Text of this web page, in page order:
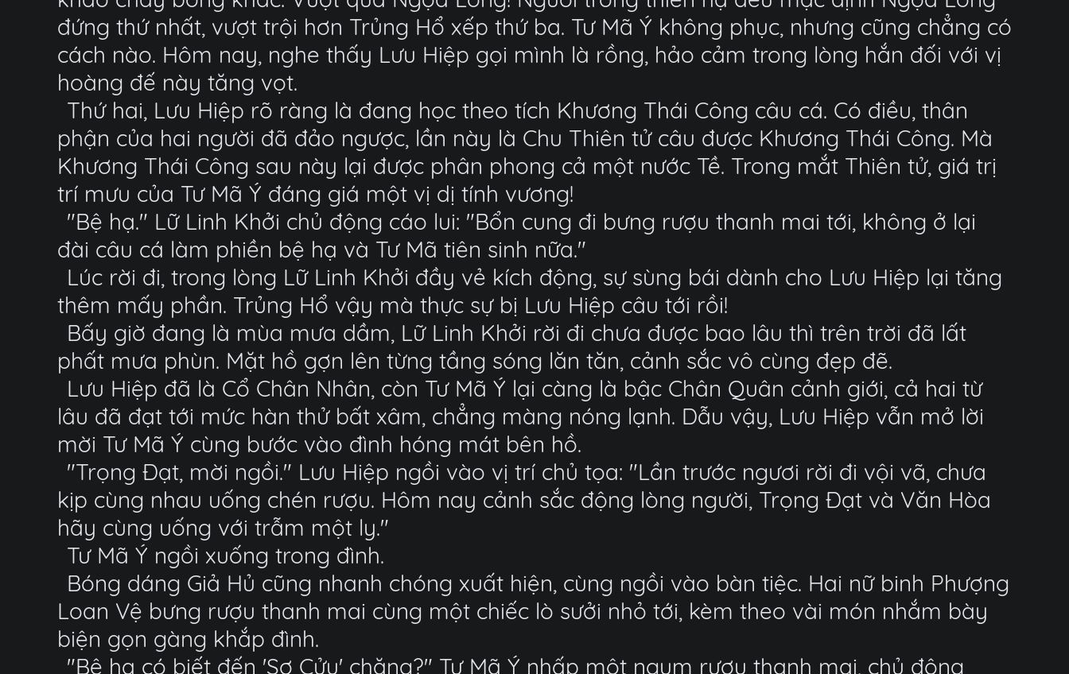
đứng thứ nhất, vượt trội hơn Trủng Hổ xếp thứ ba. Tư Mã Ý không phục, nhưng cũng chẳng có
cách nào. Hôm nay, nghe thấy Lưu Hiệp gọi mình là rồng, hảo cảm trong lòng hắn đối với vị
hoàng đế này tăng vọt.
Thứ hai, Lưu Hiệp rõ ràng là đang học theo tích Khương Thái Công câu cá. Có điều, thân
phận của hai người đã đảo ngược, lần này là Chu Thiên tử câu được Khương Thái Công. Mà
Khương Thái Công sau này lại được phân phong cả một nước Tề. Trong mắt Thiên tử, giá trị
trí mưu của Tư Mã Ý đáng giá một vị dị tính vương!
"Bệ hạ." Lữ Linh Khởi chủ động cáo lui: "Bổn cung đi bưng rượu thanh mai tới, không ở lại
đài câu cá làm phiền bệ hạ và Tư Mã tiên sinh nữa."
Lúc rời đi, trong lòng Lữ Linh Khởi đầy vẻ kích động, sự sùng bái dành cho Lưu Hiệp lại tăng
thêm mấy phần. Trủng Hổ vậy mà thực sự bị Lưu Hiệp câu tới rồi!
Bấy giờ đang là mùa mưa dầm, Lữ Linh Khởi rời đi chưa được bao lâu thì trên trời đã lất
phất mưa phùn. Mặt hồ gợn lên từng tầng sóng lăn tăn, cảnh sắc vô cùng đẹp đẽ.
Lưu Hiệp đã là Cổ Chân Nhân, còn Tư Mã Ý lại càng là bậc Chân Quân cảnh giới, cả hai từ
lâu đã đạt tới mức hàn thử bất xâm, chẳng màng nóng lạnh. Dẫu vậy, Lưu Hiệp vẫn mở lời
mời Tư Mã Ý cùng bước vào đình hóng mát bên hồ.
"Trọng Đạt, mời ngồi." Lưu Hiệp ngồi vào vị trí chủ tọa: "Lần trước ngươi rời đi vội vã, chưa
kịp cùng nhau uống chén rượu. Hôm nay cảnh sắc động lòng người, Trọng Đạt và Văn Hòa
hãy cùng uống với trẫm một ly."
Tư Mã Ý ngồi xuống trong đình.
Bóng dáng Giả Hủ cũng nhanh chóng xuất hiện, cùng ngồi vào bàn tiệc. Hai nữ binh Phượng
Loan Vệ bưng rượu thanh mai cùng một chiếc lò sưởi nhỏ tới, kèm theo vài món nhắm bày
biện gọn gàng khắp đình.
"Bệ hạ có biết đến 'Sơ Cửu' chăng?" Tư Mã Ý nhấp một ngụm rượu thanh mai, chủ động